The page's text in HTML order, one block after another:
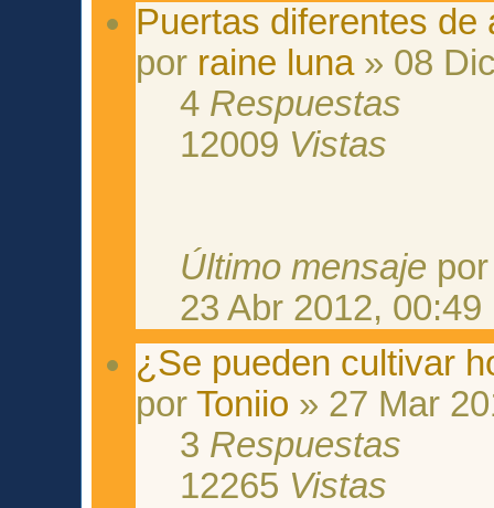
Puertas diferentes de
por raine luna» 08
4 Respuestas
12009 Vistas
Último mensaje
23 Abr 2012, 00:49
¿Se pueden cultivar
porToniio » 27 Mar
3 Respuestas
12265 Vistas